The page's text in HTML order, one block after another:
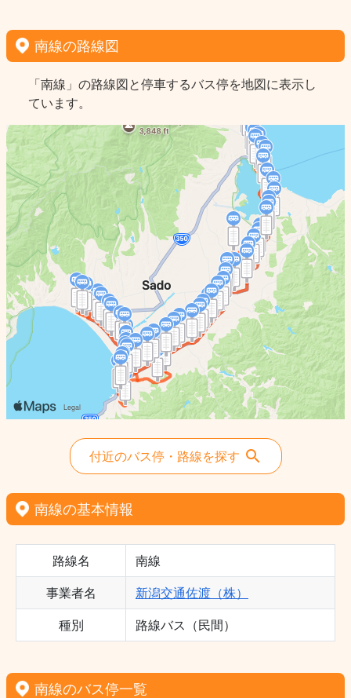
南線の路線図
「南線」の路線図と停車するバス停を地図に表示し
ています。
付近のバス停・路線を探す
南線の基本情報
路線名 南線
事業者名 新潟交通佐渡（株）
種別 路線バス（民間）
南線のバス停一覧